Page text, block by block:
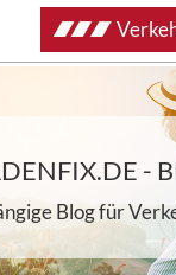
-
Blog für